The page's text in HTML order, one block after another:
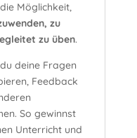
Möglichkeit,
zu
zu üben.
deine Fragen
Feedback
So gewinnst
Unterricht und